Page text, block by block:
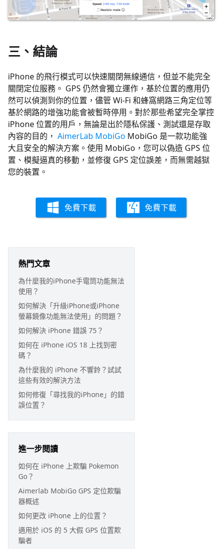
三、結論
iPhone 的飛行模式可以快速關閉無線通信，但並不能完全
關閉定位服務。 GPS 仍然會獨立運作，基於位置的應用仍
然可以偵測到你的位置，儘管 Wi-Fi 和蜂窩網路三角定位等
基於網路的增強功能會被暫時停用。對於那些希望完全掌控
iPhone 位置的用戶，無論是出於隱私保護、測試還是存取
內容的目的， AimerLab MobiGo MobiGo 是一款功能強
大且安全的解決方案。使用 MobiGo，您可以偽造 GPS 位
置、模擬逼真的移動，並修復 GPS 定位誤差，而無需越獄
您的裝置。
免費下載 免費下載
熱門文章
為什麼我的iPhone手電筒功能無法
使用？
如何解決「升級iPhone或iPhone
螢幕鏡像功能無法使用」的問題？
如何解決 iPhone 錯誤 75？
如何在 iPhone iOS 18 上找到密
碼？
為什麼我的 iPhone 不響鈴？試試
這些有效的解決方法
如何修復「尋找我的iPhone」的錯
誤位置？
進一步閱讀
如何在 iPhone 上欺騙 Pokemon
Go？
Aimerlab MobiGo GPS 定位欺騙
器概述
如何更改 iPhone 上的位置？
適用於 iOS 的 5 大假 GPS 位置欺
騙者